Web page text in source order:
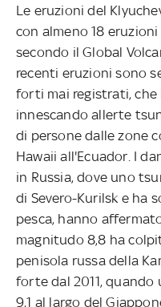
Le eruzioni del
con almeno 18
secondo il Global
recenti eruzioni sono
forti mai registrati, che
innescando allerte
di persone dalle zone
Hawaii all'Ecuador. I
in Russia, dove uno
di Severo-Kurilsk e ha
pesca, hanno
magnitudo 8,8 ha
penisola russa della
forte dal 2011,
9,1 al largo del